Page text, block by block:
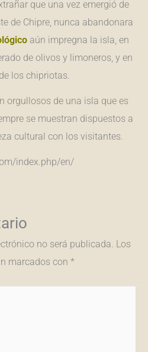
que una vez emergió de
de Chipre, nunca abandonara
aún impregna la isla, en
de olivos y limoneros, y en
los chipriotas.
orgullosos de una isla que es
se muestran dispuestos a
cultural con los visitantes.
index.php/en/
no será publicada. Los
marcados con *